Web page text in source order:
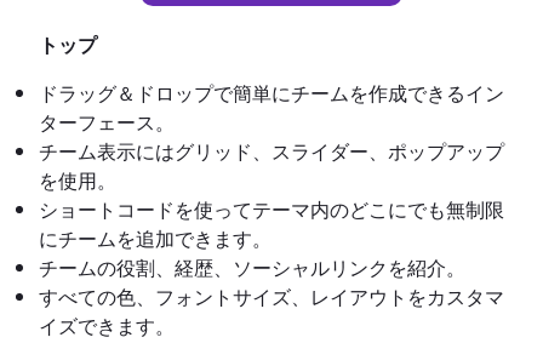
トップ
ドラッグ＆ドロップで簡単にチームを作成できるイン
ターフェース。
チーム表示にはグリッド、スライダー、ポップアップ
を使用。
ショートコードを使ってテーマ内のどこにでも無制限
にチームを追加できます。
チームの役割、経歴、ソーシャルリンクを紹介。
すべての色、フォントサイズ、レイアウトをカスタマ
イズできます。